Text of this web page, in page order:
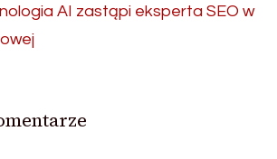
AI zastąpi eksperta SEO w